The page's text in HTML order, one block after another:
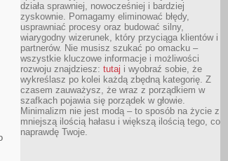
działa sprawniej, nowocześniej i bardziej
zyskownie. Pomagamy eliminować błędy,
usprawniać procesy oraz budować silny,
wiarygodny wizerunek, który przyciąga klientów i
partnerów. Nie musisz szukać po omacku –
wszystkie kluczowe informacje i możliwości
rozwoju znajdziesz: tutaj i wyobraź sobie, że
wykreślasz po kolei każdą zbędną kategorię. Z
czasem zauważysz, że wraz z porządkiem w
szafkach pojawia się porządek w głowie.
Minimalizm nie jest modą – to sposób na życie z
mniejszą ilością hałasu i większą ilością tego, co
naprawdę Twoje.